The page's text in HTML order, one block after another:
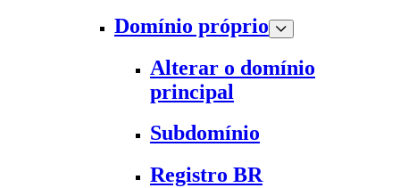
Domínio próprio
Alterar o domínio
principal
Subdomínio
Registro BR